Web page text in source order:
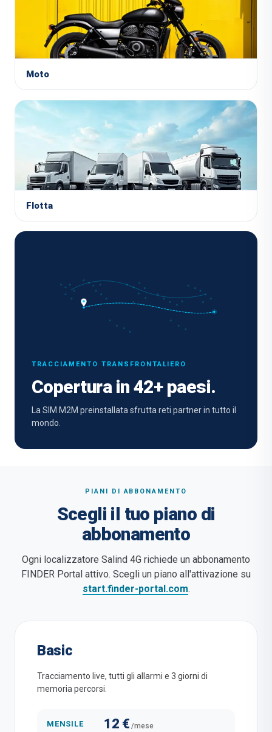
Moto
Flotta
TRACCIAMENTO TRANSFRONTALIERO
Copertura in 42+ paesi.
La SIM M2M preinstallata sfrutta reti partner in tutto il
mondo.
PIANI DI ABBONAMENTO
Scegli il tuo piano di
abbonamento
Ogni localizzatore Salind 4G richiede un abbonamento
FINDER Portal attivo. Scegli un piano all'attivazione su
start.finder-portal.com.
Basic
Tracciamento live, tutti gli allarmi e 3 giorni di
memoria percorsi.
MENSILE 12 € /mese